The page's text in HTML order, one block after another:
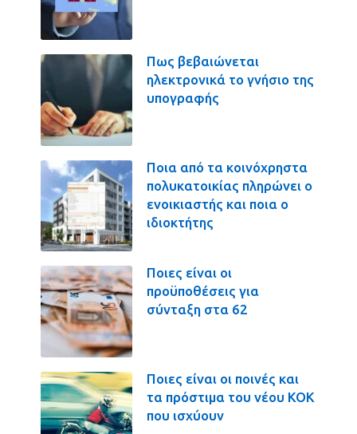
Πως βεβαιώνεται
ηλεκτρονικά το γνήσιο της
υπογραφής
Ποια από τα κοινόχρηστα
πολυκατοικίας πληρώνει ο
ενοικιαστής και ποια ο
ιδιοκτήτης
Ποιες είναι οι
προϋποθέσεις για
σύνταξη στα 62
Ποιες είναι οι ποινές και
τα πρόστιμα του νέου ΚΟΚ
που ισχύουν